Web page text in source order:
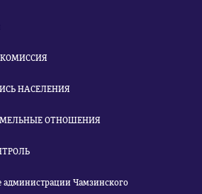
НАСЕЛЕНИЯ
ОТНОШЕНИЯ
администрации Чамзинского